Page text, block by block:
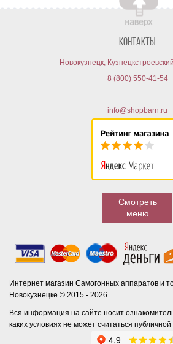
Контакты
Новокузнецк,
8 (800) 550-41-54
info@shopbarn.ru
Смотреть
меню
Интернет магазин Самогонных аппаратов и
Новокузнецке © 2015 - 2026
Вся информация на сайте носит
каких условиях не может считаться